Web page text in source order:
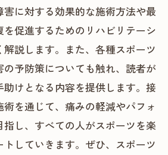
害に対する効果的な施術方法や最
促進するためのリハビリテーシ
解説します。また、各種スポーツ
の予防策についても触れ、読者が
助けとなる内容を提供します。接
を通じて、痛みの軽減やパフォ
し、すべての人がスポーツを楽
トしていきます。ぜひ、スポーツ